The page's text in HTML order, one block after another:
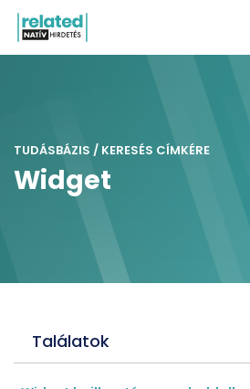
TUDÁSBÁZIS / KERESÉS CÍMKÉRE
Widget
Találatok